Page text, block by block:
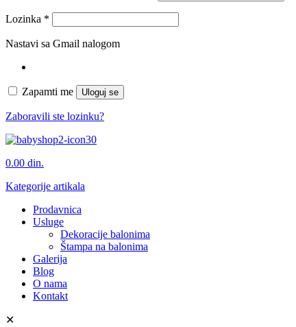
Lozinka *
Nastavi sa Gmail nalogom
Zapamti me Uloguj se
Zaboravili ste lozinku?
0
0.00 din.
Kategorije artikala
Prodavnica
Usluge
Dekoracije balonima
Štampa na balonima
Galerija
Blog
O nama
Kontakt
✕